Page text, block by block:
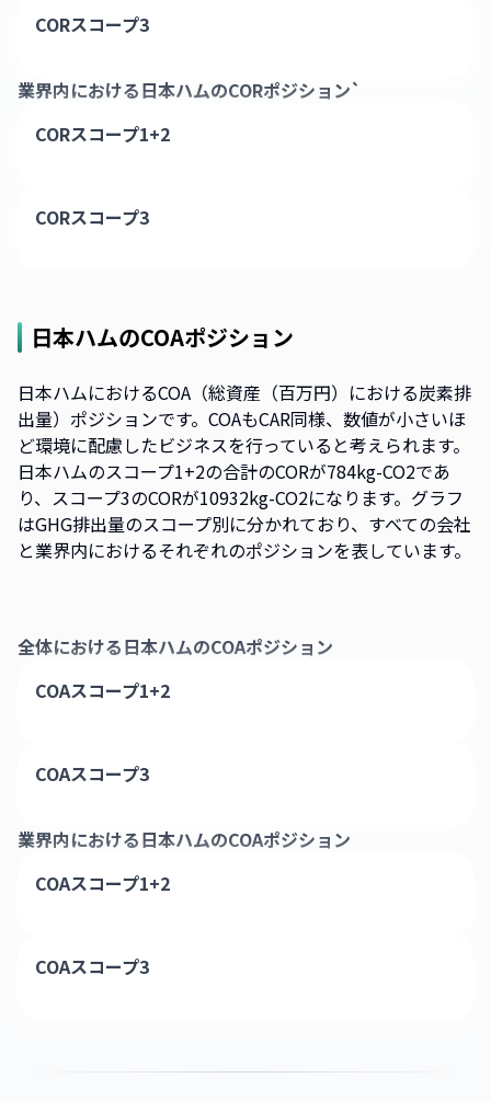
CORスコープ3
業界内における日本ハムのCORポジション`
CORスコープ1+2
CORスコープ3
日本ハムのCOAポジション
日本ハムにおけるCOA（総資産（百万円）における炭素排
出量）ポジションです。COAもCAR同様、数値が小さいほ
ど環境に配慮したビジネスを行っていると考えられます。
日本ハムのスコープ1+2の合計のCORが784kg-CO2であ
り、スコープ3のCORが10932kg-CO2になります。グラフ
はGHG排出量のスコープ別に分かれており、すべての会社
と業界内におけるそれぞれのポジションを表しています。
全体における日本ハムのCOAポジション
COAスコープ1+2
COAスコープ3
業界内における日本ハムのCOAポジション
COAスコープ1+2
COAスコープ3